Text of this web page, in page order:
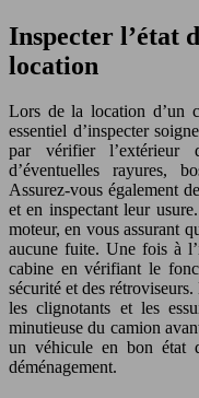
Inspecter l’état
location
Lors de la location d’un
essentiel d’inspecter
par vérifier
d’éventuelles rayures,
Assurez-vous également
et en inspectant leur
moteur, en vous assurant
aucune fuite. Une fois à
cabine en vérifiant le
sécurité et des
les clignotants et les
minutieuse du camion
un véhicule en bon état
déménagement.